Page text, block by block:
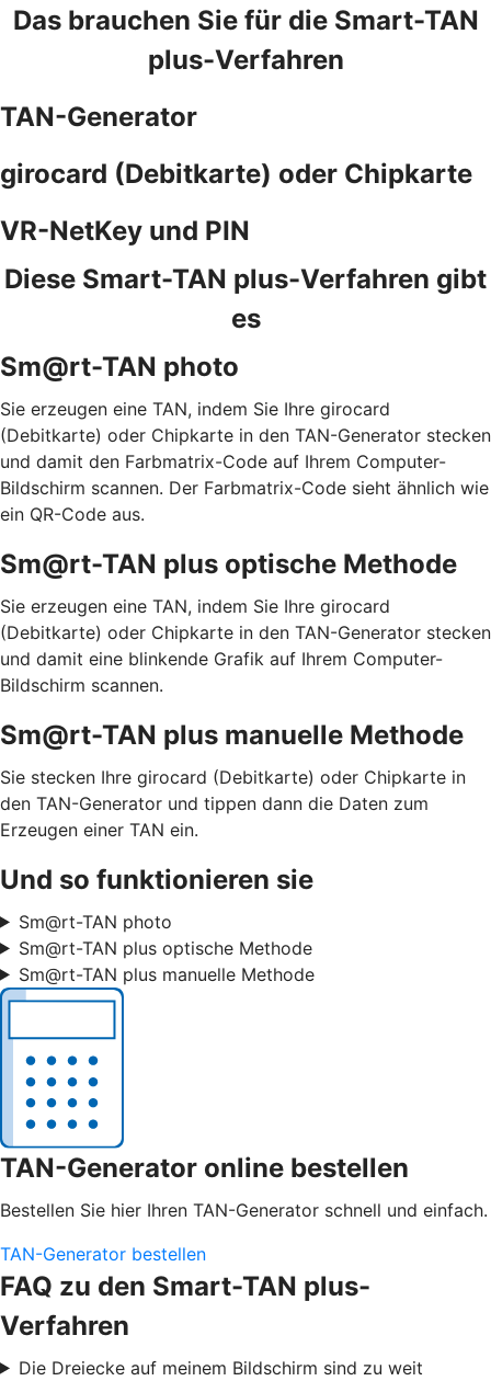
Das brauchen Sie für die Smart-TAN
plus-Verfahren
TAN-Generator
girocard (Debitkarte) oder Chipkarte
VR-NetKey und PIN
Diese Smart-TAN plus-Verfahren gibt
es
Sm@rt-TAN photo
Sie erzeugen eine TAN, indem Sie Ihre girocard
(Debitkarte) oder Chipkarte in den TAN-Generator stecken
und damit den Farbmatrix-Code auf Ihrem Computer-
Bildschirm scannen. Der Farbmatrix-Code sieht ähnlich wie
ein QR-Code aus.
Sm@rt-TAN plus optische Methode
Sie erzeugen eine TAN, indem Sie Ihre girocard
(Debitkarte) oder Chipkarte in den TAN-Generator stecken
und damit eine blinkende Grafik auf Ihrem Computer-
Bildschirm scannen.
Sm@rt-TAN plus manuelle Methode
Sie stecken Ihre girocard (Debitkarte) oder Chipkarte in
den TAN-Generator und tippen dann die Daten zum
Erzeugen einer TAN ein.
Und so funktionieren sie
Sm@rt-TAN photo
Sm@rt-TAN plus optische Methode
Sm@rt-TAN plus manuelle Methode
TAN-Generator online bestellen
Bestellen Sie hier Ihren TAN-Generator schnell und einfach.
TAN-Generator bestellen
FAQ zu den Smart-TAN plus-
Verfahren
Die Dreiecke auf meinem Bildschirm sind zu weit